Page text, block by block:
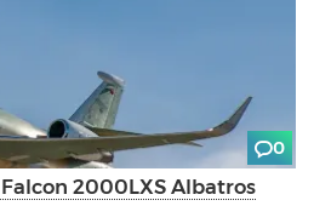
0
2000LXS Albatros